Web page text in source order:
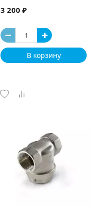
3 200 ₽
В корзину